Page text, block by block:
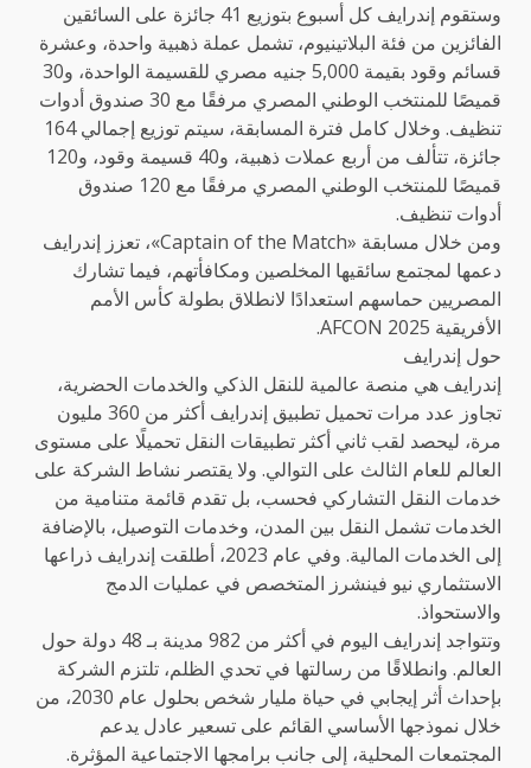
وستقوم إندرايف كل أسبوع بتوزيع 41 جائزة على السائقين
الفائزين من فئة البلاتينيوم، تشمل عملة ذهبية واحدة، وعشرة
قسائم وقود بقيمة 5,000 جنيه مصري للقسيمة الواحدة، و30
قميصًا للمنتخب الوطني المصري مرفقًا مع 30 صندوق أدوات
تنظيف. وخلال كامل فترة المسابقة، سيتم توزيع إجمالي 164
جائزة، تتألف من أربع عملات ذهبية، و40 قسيمة وقود، و120
قميصًا للمنتخب الوطني المصري مرفقًا مع 120 صندوق
أدوات تنظيف.
ومن خلال مسابقة «Captain of the Match»، تعزز إندرايف
دعمها لمجتمع سائقيها المخلصين ومكافأتهم، فيما تشارك
المصريين حماسهم استعدادًا لانطلاق بطولة كأس الأمم
الأفريقية AFCON 2025.
حول إندرايف
إندرايف هي منصة عالمية للنقل الذكي والخدمات الحضرية،
تجاوز عدد مرات تحميل تطبيق إندرايف أكثر من 360 مليون
مرة، ليحصد لقب ثاني أكثر تطبيقات النقل تحميلًا على مستوى
العالم للعام الثالث على التوالي. ولا يقتصر نشاط الشركة على
خدمات النقل التشاركي فحسب، بل تقدم قائمة متنامية من
الخدمات تشمل النقل بين المدن، وخدمات التوصيل، بالإضافة
إلى الخدمات المالية. وفي عام 2023، أطلقت إندرايف ذراعها
الاستثماري نيو فينشرز المتخصص في عمليات الدمج
والاستحواذ.
وتتواجد إندرايف اليوم في أكثر من 982 مدينة بـ 48 دولة حول
العالم. وانطلاقًا من رسالتها في تحدي الظلم، تلتزم الشركة
بإحداث أثر إيجابي في حياة مليار شخص بحلول عام 2030، من
خلال نموذجها الأساسي القائم على تسعير عادل يدعم
المجتمعات المحلية، إلى جانب برامجها الاجتماعية المؤثرة.